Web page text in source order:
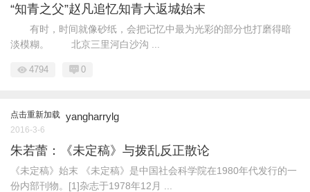
“知青之父”赵凡追忆知青大返城始末
有时，时间就像砂纸，会把记忆中最为光彩的部分也打磨得暗
淡模糊。 北京三里河白沙沟 ...
4794 0
点击重新加载 yangharrylg
2016-3-6
朱若蕾：《未定稿》与拨乱反正散论
《未定稿》始末 《未定稿》是中国社会科学院在1980年代发行的一
份内部刊物。[1]杂志于1978年12月 ...